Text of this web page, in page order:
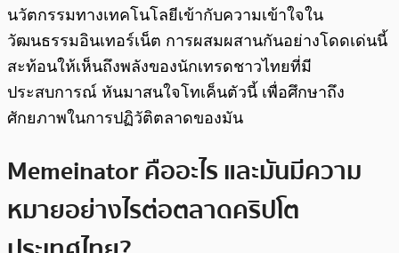
นวัตกรรมทางเทคโนโลยีเข้ากับความเข้าใจใน
วัฒนธรรมอินเทอร์เน็ต การผสมผสานกันอย่างโดดเด่นนี้
สะท้อนให้เห็นถึงพลังของนักเทรดชาวไทยที่มี
ประสบการณ์ หันมาสนใจโทเค็นตัวนี้ เพื่อศึกษาถึง
ศักยภาพในการปฏิวัติตลาดของมัน
Memeinator คืออะไร และมันมีความ
หมายอย่างไรต่อตลาดคริปโต